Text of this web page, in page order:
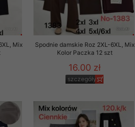
Mix
Spodnie damskie Roz 2XL-6XL, Mix
Kolor Paczka 12 szt
16.00 zł
szczegóły